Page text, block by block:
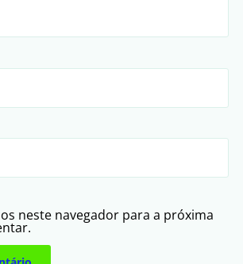
neste navegador para a próxima